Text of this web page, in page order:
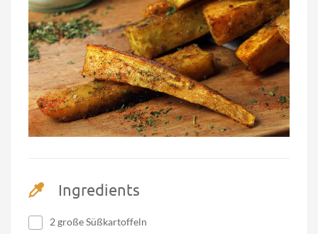
Ingredients
2 große Süßkartoffeln